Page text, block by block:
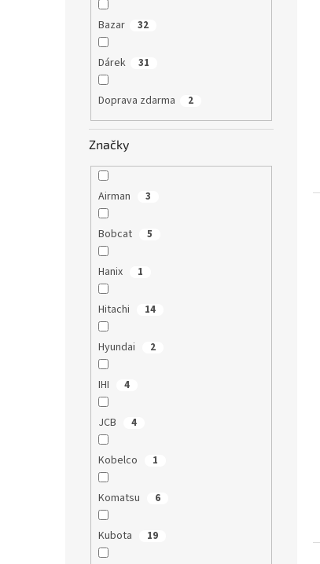
Bazar 32
Dárek 31
Doprava zdarma 2
Značky
Airman 3
Bobcat 5
Hanix 1
Hitachi 14
Hyundai 2
IHI 4
JCB 4
Kobelco 1
Komatsu 6
Kubota 19